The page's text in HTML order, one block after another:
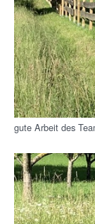
gute Arbeit des